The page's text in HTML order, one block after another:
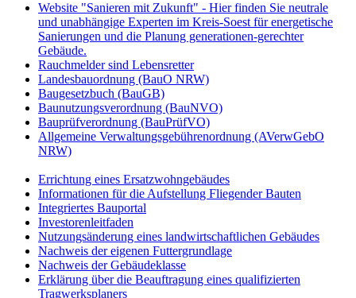
Website "Sanieren mit Zukunft" - Hier finden Sie neutrale
und unabhängige Experten im Kreis-Soest für energetische
Sanierungen und die Planung generationen-gerechter
Gebäude.
Rauchmelder sind Lebensretter
Landesbauordnung (BauO NRW)
Baugesetzbuch (BauGB)
Baunutzungsverordnung (BauNVO)
Bauprüfverordnung (BauPrüfVO)
Allgemeine Verwaltungsgebührenordnung (AVerwGebO
NRW)
Errichtung eines Ersatzwohngebäudes
Informationen für die Aufstellung Fliegender Bauten
Integriertes Bauportal
Investorenleitfaden
Nutzungsänderung eines landwirtschaftlichen Gebäudes
Nachweis der eigenen Futtergrundlage
Nachweis der Gebäudeklasse
Erklärung über die Beauftragung eines qualifizierten
Tragwerksplaners